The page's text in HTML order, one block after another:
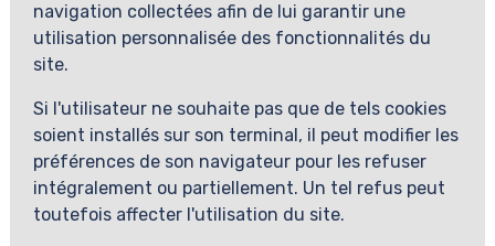
navigation collectées afin de lui garantir une
utilisation personnalisée des fonctionnalités du
site.
Si l'utilisateur ne souhaite pas que de tels cookies
soient installés sur son terminal, il peut modifier les
préférences de son navigateur pour les refuser
intégralement ou partiellement. Un tel refus peut
toutefois affecter l'utilisation du site.